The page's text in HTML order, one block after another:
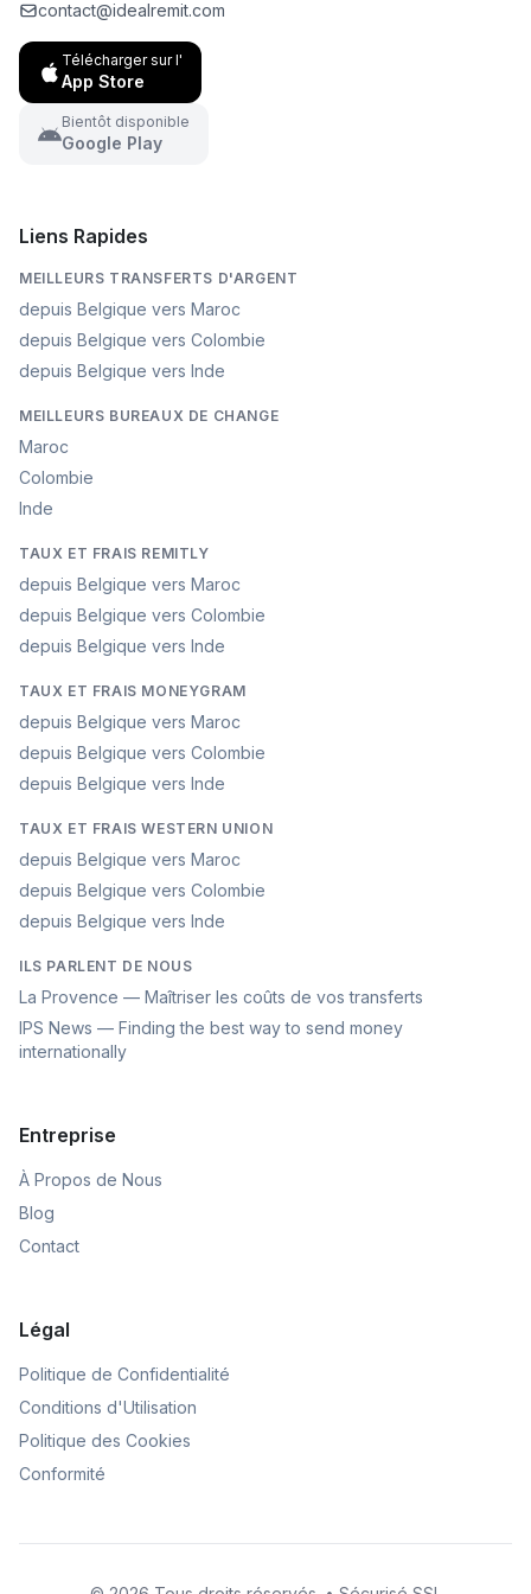
contact@idealremit.com
Télécharger sur l'
App Store
Bientôt disponible
Google Play
Liens Rapides
MEILLEURS TRANSFERTS D'ARGENT
depuis Belgique vers Maroc
depuis Belgique vers Colombie
depuis Belgique vers Inde
MEILLEURS BUREAUX DE CHANGE
Maroc
Colombie
Inde
TAUX ET FRAIS REMITLY
depuis Belgique vers Maroc
depuis Belgique vers Colombie
depuis Belgique vers Inde
TAUX ET FRAIS MONEYGRAM
depuis Belgique vers Maroc
depuis Belgique vers Colombie
depuis Belgique vers Inde
TAUX ET FRAIS WESTERN UNION
depuis Belgique vers Maroc
depuis Belgique vers Colombie
depuis Belgique vers Inde
ILS PARLENT DE NOUS
La Provence — Maîtriser les coûts de vos transferts
IPS News — Finding the best way to send money
internationally
Entreprise
À Propos de Nous
Blog
Contact
Légal
Politique de Confidentialité
Conditions d'Utilisation
Politique des Cookies
Conformité